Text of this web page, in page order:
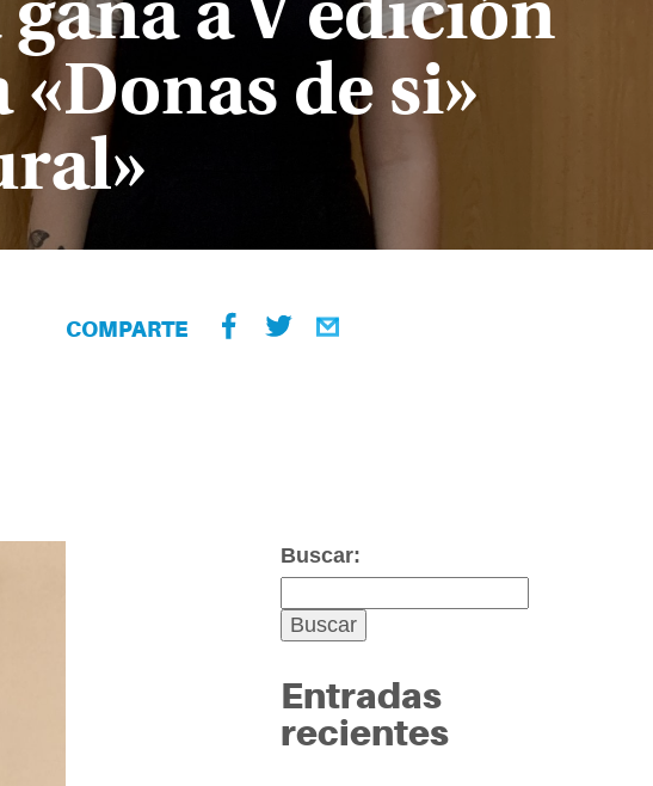
a V edición
de si»
COMPARTE
Buscar:
Entradas
recientes